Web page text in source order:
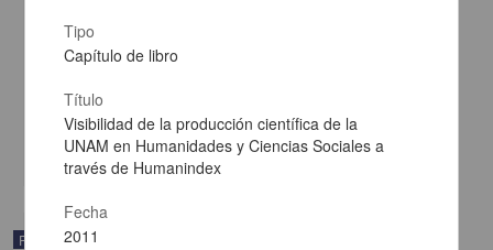
través de la Biblioteca Móvil
Carranza, Nítida; Adkins, Denice - Centro Universitario de
Artes y Humanidades
Publicación editorial
Tipo
Capítulo de libro
Título
Visibilidad de la producción científica de la
UNAM en Humanidades y Ciencias Sociales a
través de Humanindex
Fecha
2011